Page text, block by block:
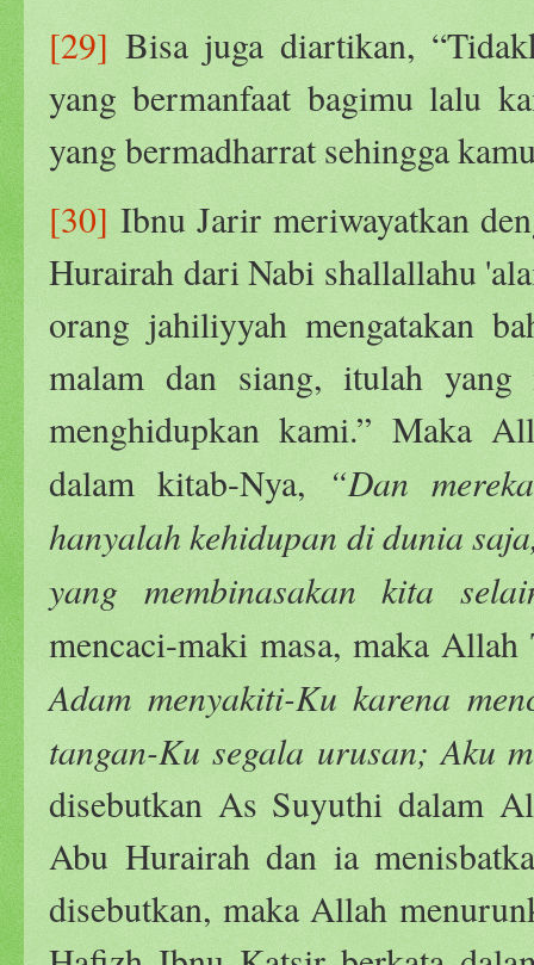
[29] Bisa juga diartikan,
yang bermanfaat bagimu lalu
yang bermadharrat sehingga
[30] Ibnu Jarir meriwayatkan
Hurairah dari Nabi shallallahu
orang jahiliyyah mengatakan
malam dan siang, itulah yang
menghidupkan kami.” Maka
dalam kitab-Nya,
“Dan
hanyalah kehidupan di dunia
yang membinasakan kita
mencaci-maki masa, maka
Adam menyakiti-Ku karena
tangan-Ku segala urusan; Aku
disebutkan As Suyuthi dalam
Abu Hurairah dan ia
disebutkan, maka Allah